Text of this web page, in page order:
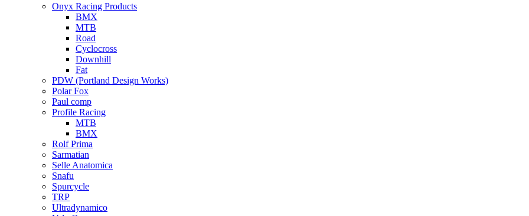
Onyx Racing Products
BMX
MTB
Road
Cyclocross
Downhill
Fat
PDW (Portland Design Works)
Polar Fox
Paul comp
Profile Racing
MTB
BMX
Rolf Prima
Sarmatian
Selle Anatomica
Snafu
Spurcycle
TRP
Ultradynamico